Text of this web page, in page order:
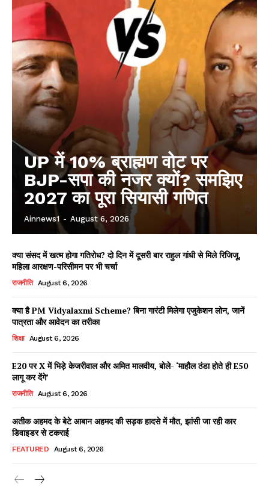
Facebook
Read Latest News on AIN
NEWS 1 App
UP में 10% ब्राह्मण वोट पर
BJP-सपा की नजर क्यों? समझिए
2027 का पूरा सियासी गणित
Ainnews1 - August 6, 2026
क्या संसद में खत्म होगा गतिरोध? दो दिन में दूसरी बार राहुल गांधी से मिले रिजिजू,
महिला आरक्षण-परिसीमन पर भी चर्चा
राजनीति August 6, 2026
क्या है PM Vidyalaxmi Scheme? बिना गारंटी मिलेगा एजुकेशन लोन, जानें
पात्रता और आवेदन का तरीका
शिक्षा August 6, 2026
E20 पर X में भिड़े केजरीवाल और अमित मालवीय, बोले- ‘माहौल ठंडा होते ही E50
लागू कर देंगे’
राजनीति August 6, 2026
अतीक अहमद के बेटे आबान अहमद की सड़क हादसे में मौत, झांसी जा रही कार
डिवाइडर से टकराई
FEATURED August 6, 2026